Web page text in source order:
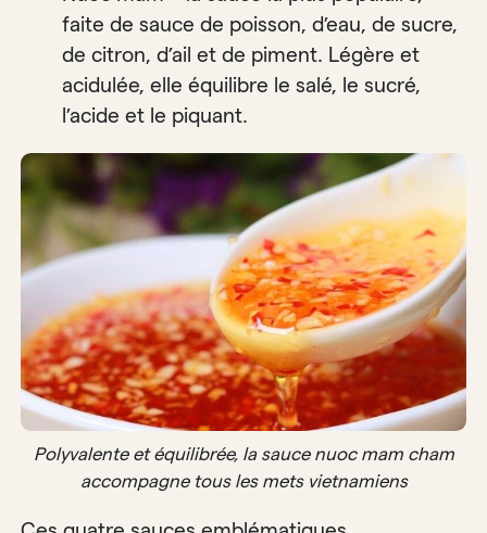
faite de sauce de poisson, d’eau, de sucre,
de citron, d’ail et de piment. Légère et
acidulée, elle équilibre le salé, le sucré,
l’acide et le piquant.
Polyvalente et équilibrée, la sauce nuoc mam cham
accompagne tous les mets vietnamiens